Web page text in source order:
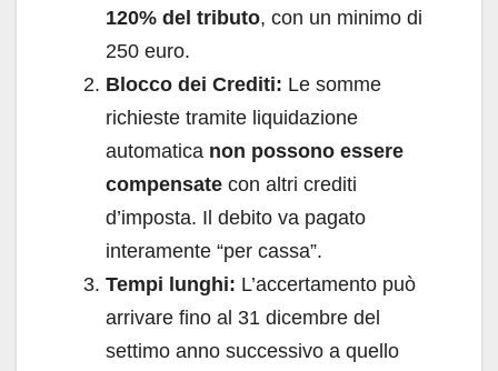
120% del tributo, con un minimo di
250 euro.
Blocco dei Crediti: Le somme
richieste tramite liquidazione
automatica non possono essere
compensate con altri crediti
d’imposta. Il debito va pagato
interamente “per cassa”.
Tempi lunghi: L’accertamento può
arrivare fino al 31 dicembre del
settimo anno successivo a quello